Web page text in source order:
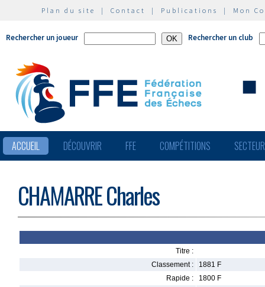
Plan du site | Contact | Publications | Mon
Rechercher un joueur Rechercher un club
ACCUEIL DÉCOUVRIR FFE COMPÉTITIONS
CHAMARRE Charles
Titre :
Classement :
1881 F
Rapide :
1800 F